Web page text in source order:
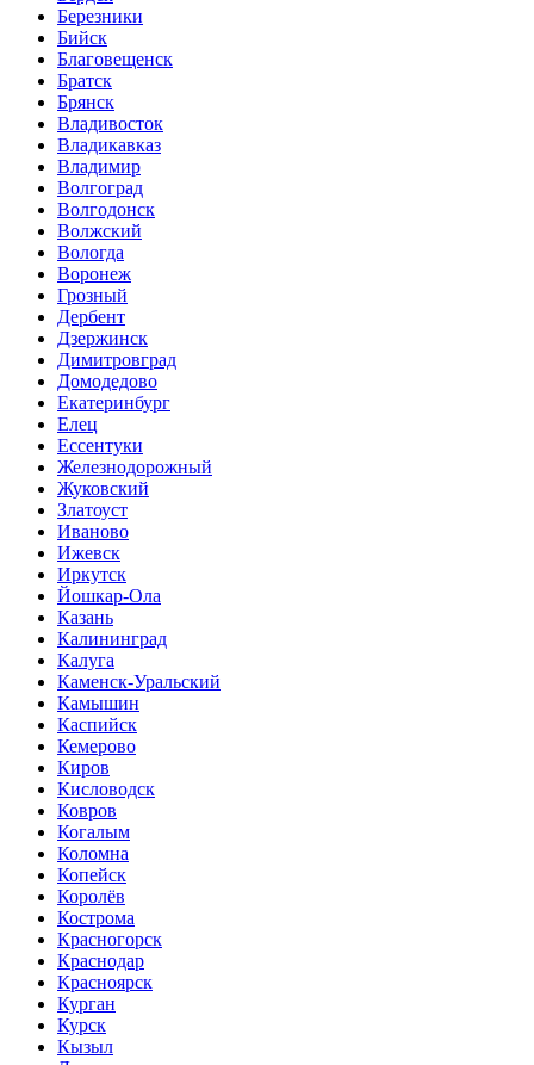
Березники
Бийск
Благовещенск
Братск
Брянск
Владивосток
Владикавказ
Владимир
Волгоград
Волгодонск
Волжский
Вологда
Воронеж
Грозный
Дербент
Дзержинск
Димитровград
Домодедово
Екатеринбург
Елец
Ессентуки
Железнодорожный
Жуковский
Златоуст
Иваново
Ижевск
Иркутск
Йошкар-Ола
Казань
Калининград
Калуга
Каменск-Уральский
Камышин
Каспийск
Кемерово
Киров
Кисловодск
Ковров
Когалым
Коломна
Копейск
Королёв
Кострома
Красногорск
Краснодар
Красноярск
Курган
Курск
Кызыл